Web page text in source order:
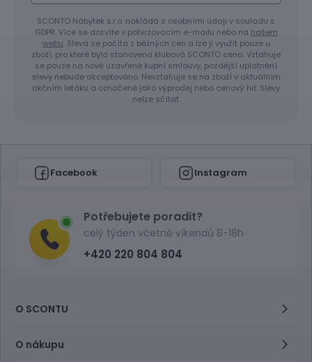
SCONTO Nábytek s.r.o. nakládá s osobními údaji v souladu s
GDPR. Více se dozvíte v potvrzovacím e-mailu nebo na našem
webu. Sleva se počítá z běžných cen a lze ji využít pouze u
zboží, pro které byla stanovena klubová SCONTO cena. Vztahuje
se pouze na nově uzavřené kupní smlouvy, pozdější uplatnění
slevy nebude akceptováno. Nevztahuje se na zboží v aktuálním
akčním letáku a označené jako výprodej nebo cenový hit. Slevy
nelze sčítat.
Facebook Instagram
Potřebujete poradit?
celý týden včetně víkendů 8-18h
+420 220 804 804
O SCONTU
O nákupu